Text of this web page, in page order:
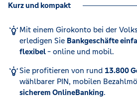
Kurz und kompakt
Mit einem Girokonto bei der
erledigen Sie Bankgeschäfte
flexibel- online und mobil.
Sie profitieren von rund 13.800
wählbarer PIN, mobilen
sicherem OnlineBanking.